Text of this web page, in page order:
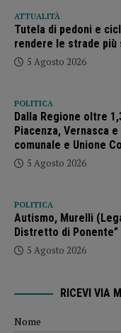
ATTUALITÀ
Tutela di pedoni e
rendere le strade più
5 Agosto 2026
POLITICA
Dalla Regione oltre
Piacenza, Vernasca
comunale e Unione
5 Agosto 2026
POLITICA
Autismo, Murelli
Distretto di Ponente”
5 Agosto 2026
RICEVI VIA
Nome